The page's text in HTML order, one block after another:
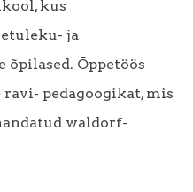
kus
ja
õpilased. Õppetöös
ravi- pedagoogikat, mis
waldorf-